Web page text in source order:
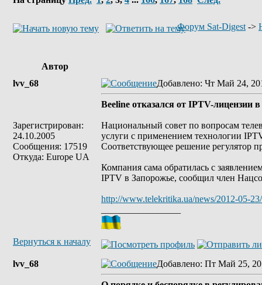
Форум Sat-Digest ->
Автор
lvv_68
Зарегистрирован:
24.10.2005
Сообщения: 17519
Откуда: Europe UA
Добавлено: Чт Май 24,
Beeline отказался от IPTV-лицензии
Национальный совет по вопросам
услуги с применением технологии
Соответствующее решение регулятор
Компания сама обратилась с
IPTV в Запорожье, сообщил член
http://www.telekritika.ua/news/2012-05-
Вернуться к началу
lvv_68 Добавлено: Пт Май 25,